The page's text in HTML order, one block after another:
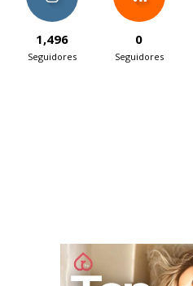
1,496
Seguidores
0
Seguidores